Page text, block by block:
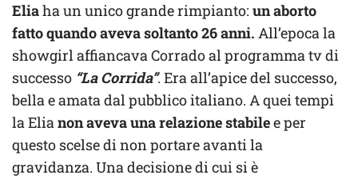
Eliaha un unico grande rimpianto: un aborto
fatto quando aveva soltanto 26 anni. All’epoca la
showgirl affiancava Corrado al programma tv di
successo “La Corrida”. Era all’apice del successo,
bella e amata dal pubblico italiano. A quei tempi
la Elianon aveva una relazione stabilee per
questo scelse di non portare avanti la
gravidanza. Una decisione di cui si è